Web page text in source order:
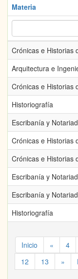
Materia
Crónicas e Historias
Arquitectura e
Crónicas e Historias
Historiografía
Escribanía y
Crónicas e Historias
Crónicas e Historias
Escribanía y
Escribanía y
Historiografía
Inicio « 4
12
13 »